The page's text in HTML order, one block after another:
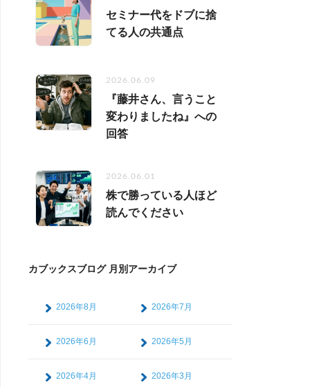
セミナー代をドブに捨
てる人の共通点
2026.06.09
『藤井さん、言うこと
変わりましたね』への
回答
2026.06.01
株で勝っている人ほど
読んでください
カブックスブログ 月別アーカイブ
2026年8月 2026年7月
2026年6月 2026年5月
2026年4月 2026年3月